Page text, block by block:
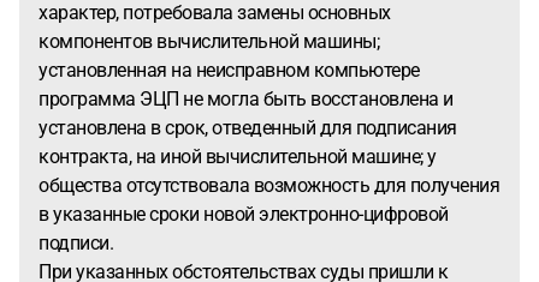
характер, потребовала замены основных
компонентов вычислительной машины;
установленная на неисправном компьютере
программа ЭЦП не могла быть восстановлена и
установлена в срок, отведенный для подписания
контракта, на иной вычислительной машине; у
общества отсутствовала возможность для получения
в указанные сроки новой электронно-цифровой
подписи.
При указанных обстоятельствах суды пришли к